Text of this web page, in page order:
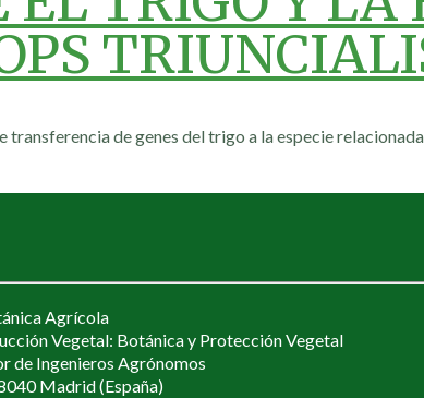
transferencia de genes del trigo a la especie
Agrícola
Vegetal: Botánica y Protección Vegetal
de Ingenieros Agrónomos
Madrid (España)